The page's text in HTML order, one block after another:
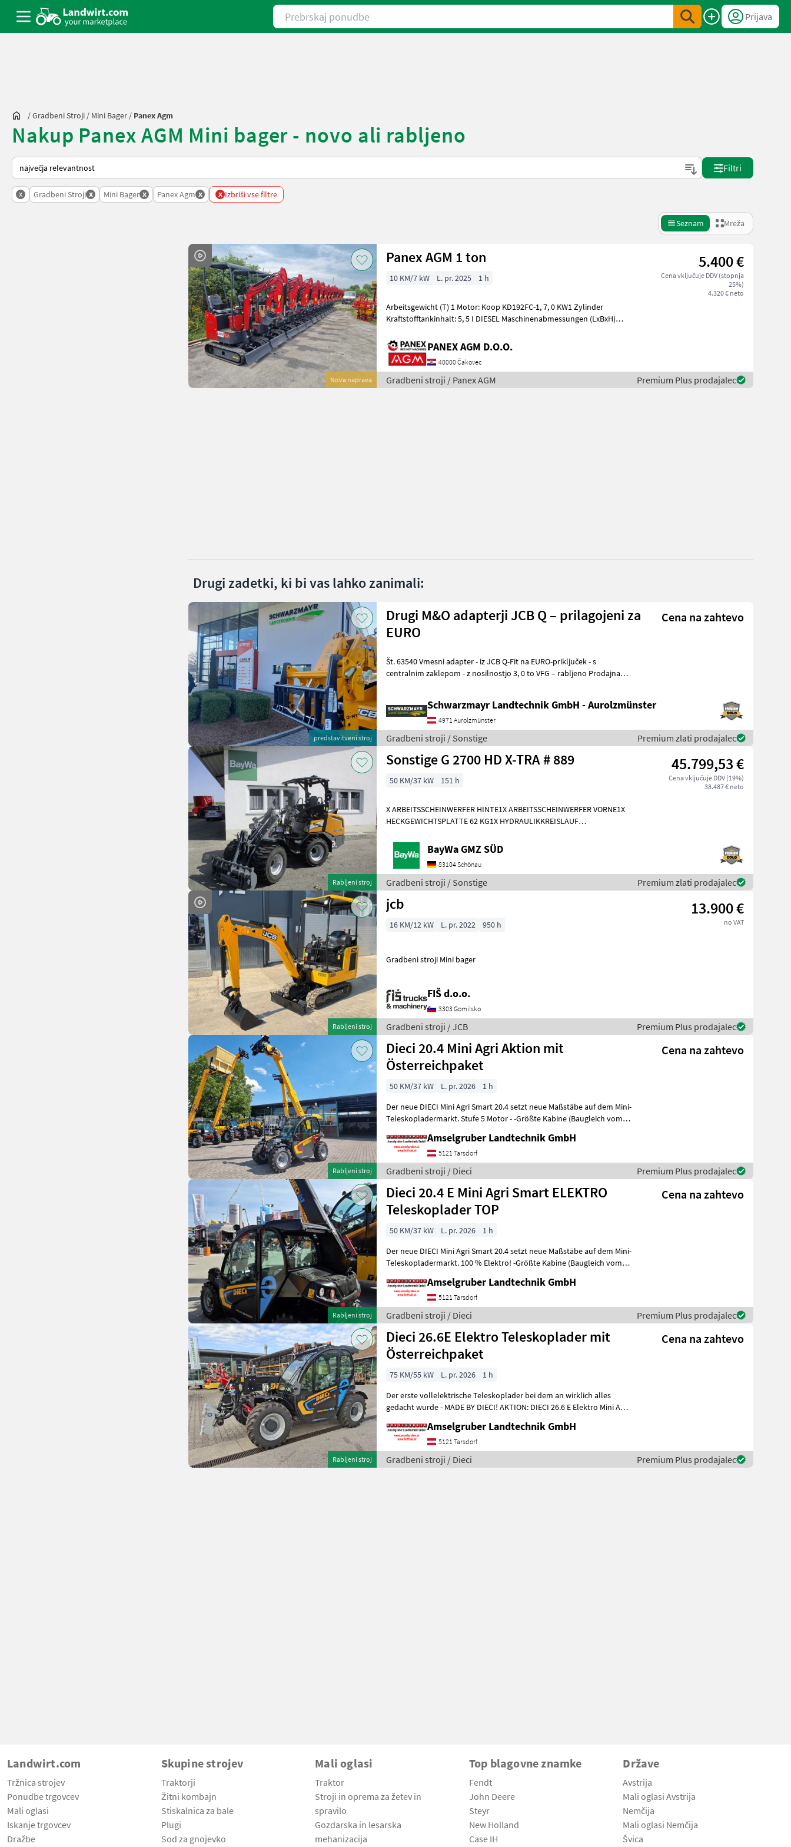
Prebrskaj ponudbe
Prijava
/Gradbeni Stroji / Mini Bager / Panex Agm
Nakup Panex AGM Mini bager - novo ali rabljeno
Tako je razvrščeno na Landwirt.com
Filtri
x Gradbeni Stroji x Mini Bager x Panex Agm x x Izbriši vse filtre
Seznam Mreža
Nova naprava
Panex AGM 1 ton 5.400 €
Cena vključuje DDV (stopnja
25%)
4.320 € neto
10 KM/7 kW L. pr. 2025 1 h
Arbeitsgewicht (T) 1 Motor: Koop KD192FC-1, 7, 0 KW1 Zylinder
Kraftstofftankinhalt: 5, 5 I DIESEL Maschinenabmessungen (LxBxH)
PANEX AGM D.O.O.
40000 Čakovec
Gradbeni stroji / Panex AGM Premium Plus prodajalec
Drugi zadetki, ki bi vas lahko zanimali:
predstavitveni stroj
Drugi M&O adapterji JCB Q – prilagojeni za
EURO
Cena na zahtevo
Št. 63540 Vmesni adapter - iz JCB Q-Fit na EURO-priključek - s
centralnim zaklepom - z nosilnostjo 3, 0 to VFG – rabljeno Prodajna
Schwarzmayr Landtechnik GmbH - Aurolzmünster
4971 Aurolzmünster
Gradbeni stroji / Sonstige Premium zlati prodajalec
Rabljeni stroj
Sonstige G 2700 HD X-TRA # 889 45.799,53 €
Cena vključuje DDV (19%)
38.487 € neto
50 KM/37 kW 151 h
X ARBEITSSCHEINWERFER HINTE1X ARBEITSSCHEINWERFER VORNE1X
HECKGEWICHTSPLATTE 62 KG1X HYDRAULIKKREISLAUF
KMDRUCKFREIERBayWa GMZ SÜD
83104 Schönau
Gradbeni stroji / Sonstige Premium zlati prodajalec
Rabljeni stroj
jcb 13.900 €
no VAT
16 KM/12 kW L. pr. 2022 950 h
Gradbeni stroji Mini bager
FIŠ d.o.o.
3303 Gomilsko
Gradbeni stroji / JCB Premium Plus prodajalec
Rabljeni stroj
Dieci 20.4 Mini Agri Aktion mit
Österreichpaket
Cena na zahtevo
50 KM/37 kW L. pr. 2026
1 h
Der neue DIECI Mini Agri Smart 20.4 setzt neue Maßstäbe auf dem Mini-
Teleskopladermarkt. Stufe 5 Motor - -Größte Kabine (Baugleich vom
Amselgruber Landtechnik GmbH
5121 Tarsdorf
Gradbeni stroji / Dieci Premium Plus prodajalec
Rabljeni stroj
Dieci 20.4 E Mini Agri Smart ELEKTRO
Teleskoplader TOP
Cena na zahtevo
50 KM/37 kW L. pr. 2026
1 h
Der neue DIECI Mini Agri Smart 20.4 setzt neue Maßstäbe auf dem Mini-
Teleskopladermarkt. 100 % Elektro! -Größte Kabine (Baugleich vom
Amselgruber Landtechnik GmbH
5121 Tarsdorf
Gradbeni stroji / Dieci Premium Plus prodajalec
Rabljeni stroj
Dieci 26.6E Elektro Teleskoplader mit
Österreichpaket
Cena na zahtevo
75 KM/55 kW L. pr. 2026
1 h
Der erste vollelektrische Teleskoplader bei dem an wirklich alles
gedacht wurde - MADE BY DIECI! AKTION: DIECI 26.6 E Elektro Mini Agri
Amselgruber Landtechnik GmbH
5121 Tarsdorf
Gradbeni stroji / Dieci Premium Plus prodajalec
Landwirt.com
Tržnica strojev
Ponudbe trgovcev
Mali oglasi
Iskanje trgovcev
Dražbe
Skupine strojev
Traktorji
Žitni kombajn
Stiskalnica za bale
Plugi
Sod za gnojevko
Mali oglasi
Traktor
Stroji in oprema za žetev in
spravilo
Gozdarska in lesarska
mehanizacija
Top blagovne znamke
Fendt
John Deere
Steyr
New Holland
Case IH
Države
Avstrija
Mali oglasi Avstrija
Nemčija
Mali oglasi Nemčija
Švica